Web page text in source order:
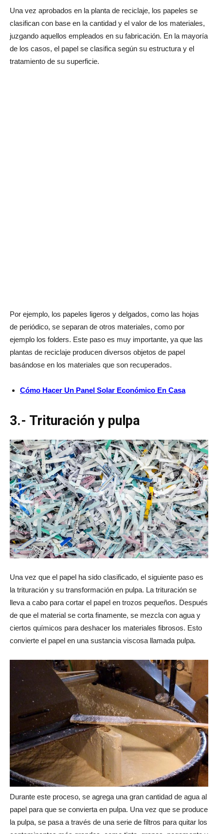
Una vez aprobados en la planta de reciclaje, los papeles se
clasifican con base en la cantidad y el valor de los materiales,
juzgando aquellos empleados en su fabricación. En la mayoría
de los casos, el papel se clasifica según su estructura y el
tratamiento de su superficie.
Por ejemplo, los papeles ligeros y delgados, como las hojas
de periódico, se separan de otros materiales, como por
ejemplo los folders. Este paso es muy importante, ya que las
plantas de reciclaje producen diversos objetos de papel
basándose en los materiales que son recuperados.
Cómo Hacer Un Panel Solar Económico En Casa
3.- Trituración y pulpa
Una vez que el papel ha sido clasificado, el siguiente paso es
la trituración y su transformación en pulpa. La trituración se
lleva a cabo para cortar el papel en trozos pequeños. Después
de que el material se corta finamente, se mezcla con agua y
ciertos químicos para deshacer los materiales fibrosos. Esto
convierte el papel en una sustancia viscosa llamada pulpa.
Durante este proceso, se agrega una gran cantidad de agua al
papel para que se convierta en pulpa. Una vez que se produce
la pulpa, se pasa a través de una serie de filtros para quitar los